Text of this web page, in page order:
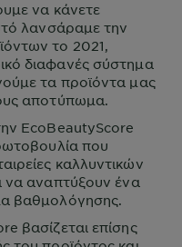
να κάνετε
λανσάραμε την
το 2021,
διαφανές σύστημα
τα προϊόντα μας
αποτύπωμα.
EcoBeautyScore
που
καλλυντικών
να αναπτύξουν ένα
βαθμολόγησης.
βασίζεται επίσης